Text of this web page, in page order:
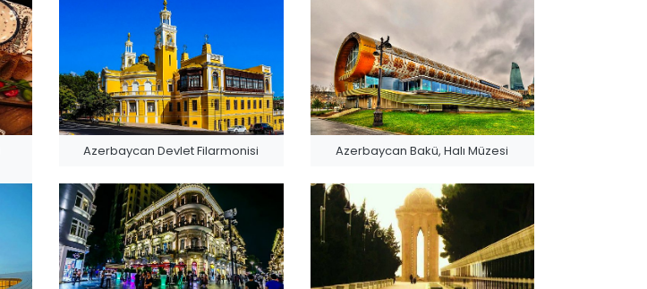
Azerbaycan Devlet Filarmonisi Azerbaycan Bakü, Halı Müzesi